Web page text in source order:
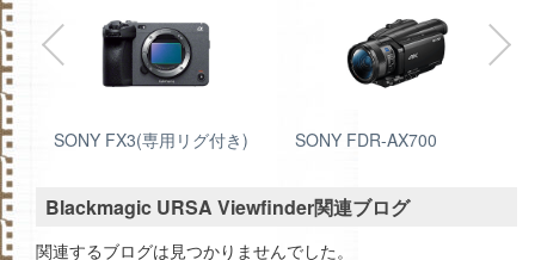
SONY FX3(専用リグ付き) SONY FDR-AX700
Blackmagic URSA Viewfinder関連ブログ
関連するブログは見つかりませんでした。